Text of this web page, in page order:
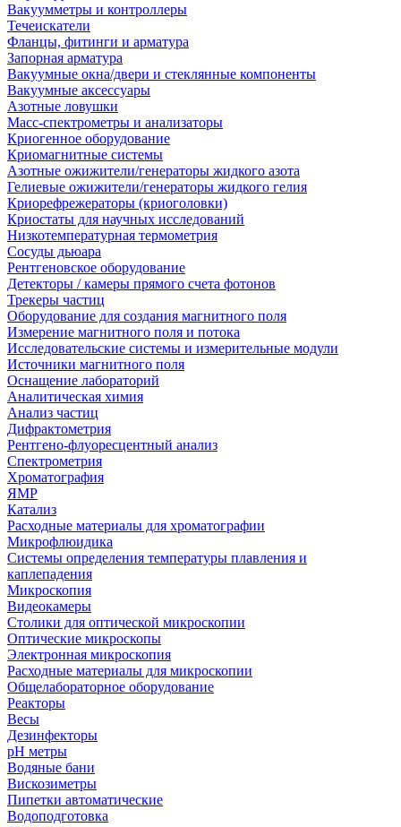
Вакуумметры и контроллеры
Течеискатели
Фланцы, фитинги и арматура
Запорная арматура
Вакуумные окна/двери и стеклянные компоненты
Вакуумные аксессуары
Азотные ловушки
Масс-спектрометры и анализаторы
Криогенное оборудование
Криомагнитные системы
Азотные ожижители/генераторы жидкого азота
Гелиевые ожижители/генераторы жидкого гелия
Криорефрежераторы (криоголовки)
Криостаты для научных исследований
Низкотемпературная термометрия
Сосуды дьюара
Рентгеновское оборудование
Детекторы / камеры прямого счета фотонов
Трекеры частиц
Оборудование для создания магнитного поля
Измерение магнитного поля и потока
Исследовательские системы и измерительные модули
Источники магнитного поля
Оснащение лабораторий
Аналитическая химия
Анализ частиц
Дифрактометрия
Рентгено-флуоресцентный анализ
Спектрометрия
Хроматография
ЯМР
Катализ
Расходные материалы для хроматографии
Микрофлюидика
Системы определения температуры плавления и
каплепадения
Микроскопия
Видеокамеры
Столики для оптической микроскопии
Оптические микроскопы
Электронная микроскопия
Расходные материалы для микроскопии
Общелабораторное оборудование
Реакторы
Весы
Дезинфекторы
рН метры
Водяные бани
Вискозиметры
Пипетки автоматические
Водоподготовка